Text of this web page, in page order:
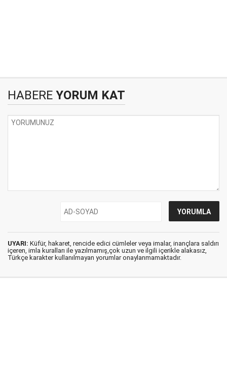
HABERE YORUM KAT
UYARI: Küfür, hakaret, rencide edici cümleler veya imalar, inançlara saldırı
içeren, imla kuralları ile yazılmamış,çok uzun ve ilgili içerikle alakasız,
Türkçe karakter kullanılmayan yorumlar onaylanmamaktadır.